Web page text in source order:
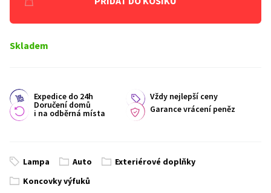
Skladem
Expedice do 24h Vždy nejlepší ceny
Doručení domů
i na odběrná místa Garance vrácení peněz
Lampa Auto
Exteriérové doplňky
Koncovky výfuků